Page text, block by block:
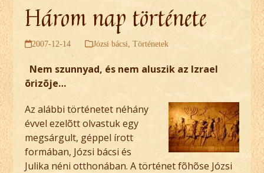
Három nap története
2007-12-14 Józsi bácsi,Történetek
Nem szunnyad, és nem aluszik az Izrael
õrizõje…
Az alábbi történetet néhány
évvel ezelõtt olvastuk egy
megsárgult, géppel írott
formában, Józsi bácsi és
Julika néni otthonában. A történet fõhõse Józsi